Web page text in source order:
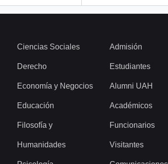
Ciencias Sociales
Derecho
Economía y Negocios
Educación
Filosofía y
Humanidades
Admisión
Estudiantes
Alumni UAH
Académicos
Funcionarios
Visitantes